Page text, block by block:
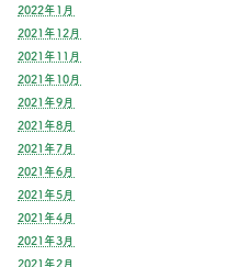
2022年1月
2021年12月
2021年11月
2021年10月
2021年9月
2021年8月
2021年7月
2021年6月
2021年5月
2021年4月
2021年3月
2021年2月